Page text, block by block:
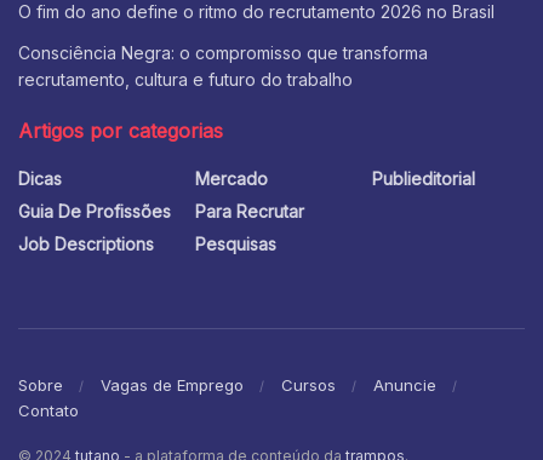
O fim do ano define o ritmo do recrutamento 2026 no Brasil
Consciência Negra: o compromisso que transforma
recrutamento, cultura e futuro do trabalho
Artigos por categorias
Dicas
Guia De Profissões
Job Descriptions
Mercado
Para Recrutar
Pesquisas
Publieditorial
Sobre Vagas de Emprego Cursos
Anuncie
Contato
© 2024 tutano - a plataforma de conteúdo da trampos.